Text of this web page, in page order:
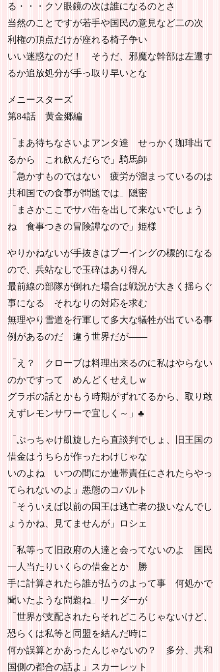
る・・・クソ眼鏡の次は誰になるのとさ
当然のことですが若手や国民の意見など二の次
利権の頂点だけが座れる椅子争い
いい迷惑なのだ！ そうだ、邪魔な幹部は左遷す
るか追放処分が手っ取り早いとな
メニースターズ
第84話 黄金郷編
「まあ待ちなさいよアンタ達 せっかく珈琲出て
るから これ飲んだらで」騎馬師
「急かすものではない 疲労が溜まっているのは
共和国での食事が問題では」隠密
「まさかここでサバ缶を出して来ないでしょう
ね 食事つきの冒険譚なので」姫様
やりかねないが手抜きはブーイングの標的になる
ので、兵站なしで玉砕はあり得ん
最前線の部隊が倒れた場合は戦況が大きく揺らぐ
事になる それなりの対応を求む
無理やり雪道を行軍して多大な犠牲が出ている事
例があるのだ 違う世界だが――
「え？ クローブは料理出来るのに私はやらない
のかですって めんどくせえしｗ
グラボの話とかもう時期がずれてるから、取り敢
えずレモンサワーで宜しく～」♣
「ぶっちゃけ凱旋したら直談判でしょ、旧王国の
借金はうちらが作ったわけじゃな
いのよね いつの間にか連帯責任にされたらやっ
てられないのよ」悪態のコバルト
「そういえば以前の国王は逃亡者の扱いなんでし
ょうかね、見てませんが」ロシェ
「私等って旧政府の人達と会ってないのよ 国民
一人当たりいくらの借金とか 勝
手に計算されたら誰が払うのよって事 何処かで
聞いたような問題ね」リーダーが
「世界が支配されたらそれどころじゃないけど、
恐らくは私等と同盟を結んだ時に
何か誤算とかあったんじゃないの？ 多分、共和
国側の都合の話よ」スカーレット